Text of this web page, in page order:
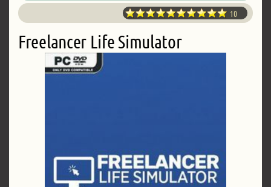
10
Freelancer Life Simulator